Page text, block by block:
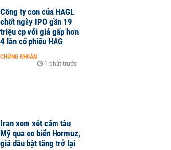
Công ty con của HAGL
chốt ngày IPO gần 19
triệu cp với giá gấp hơn
4 lần cổ phiếu HAG
CHỨNG KHOÁN -
1 phút trước
Iran xem xét cấm tàu
Mỹ qua eo biển Hormuz,
giá dầu bật tăng trở lại